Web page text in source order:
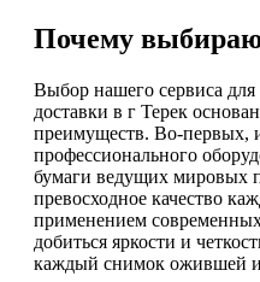
Почему
Выбор нашего сервиса
доставки в г Терек
преимуществ. Во-первых,
профессионального
бумаги ведущих мировых
превосходное качество
применением
добиться яркости и
каждый снимок ожившей